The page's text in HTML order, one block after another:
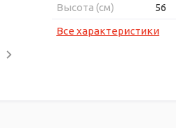
Высота (см)
56
Все характеристики